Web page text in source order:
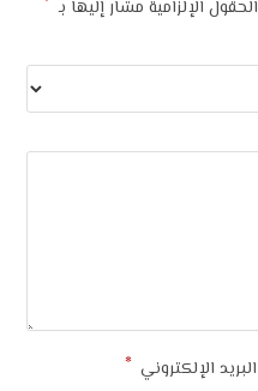
الحقول الإلزامية مشار إليها بـ
البريد الإلكتروني *